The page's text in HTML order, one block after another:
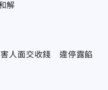
解
害人面交收錢 違停露餡